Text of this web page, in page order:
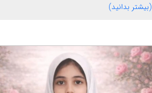
(بیشتر بدانید)